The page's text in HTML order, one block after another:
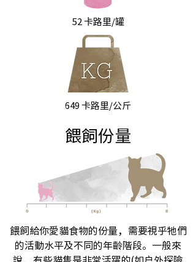
52 卡路里/罐
649 卡路里/公斤
餵飼份量
餵飼給你愛貓食物的份量，需要視乎牠們
的活動水平及不同的年齡階段。一般來